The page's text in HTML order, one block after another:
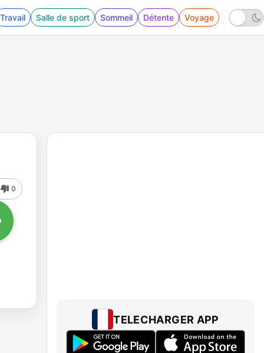
Travail Salle de sport Sommeil Détente Voyage
0
TELECHARGER APP